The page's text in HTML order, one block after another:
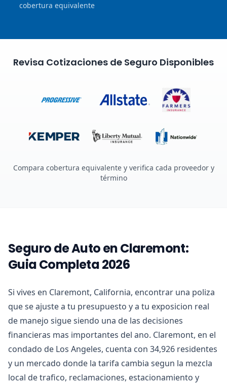
cobertura equivalente
Revisa Cotizaciones de Seguro Disponibles
Compara cobertura equivalente y verifica cada proveedor y
término
Seguro de Auto en Claremont:
Guia Completa 2026
Si vives en Claremont, California, encontrar una poliza
que se ajuste a tu presupuesto y a tu exposicion real
de manejo sigue siendo una de las decisiones
financieras mas importantes del ano. Claremont, en el
condado de Los Angeles, cuenta con 34,926 residentes
y un mercado donde la tarifa cambia segun la mezcla
local de trafico, reclamaciones, estacionamiento y